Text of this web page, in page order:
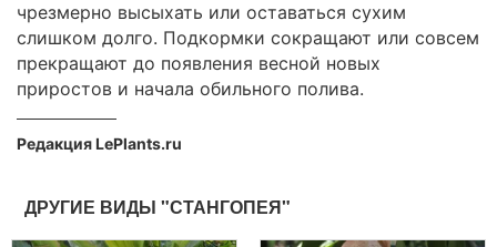
чрезмерно высыхать или оставаться сухим
слишком долго. Подкормки сокращают или совсем
прекращают до появления весной новых
приростов и начала обильного полива.
Редакция LePlants.ru
ДРУГИЕ ВИДЫ "СТАНГОПЕЯ"